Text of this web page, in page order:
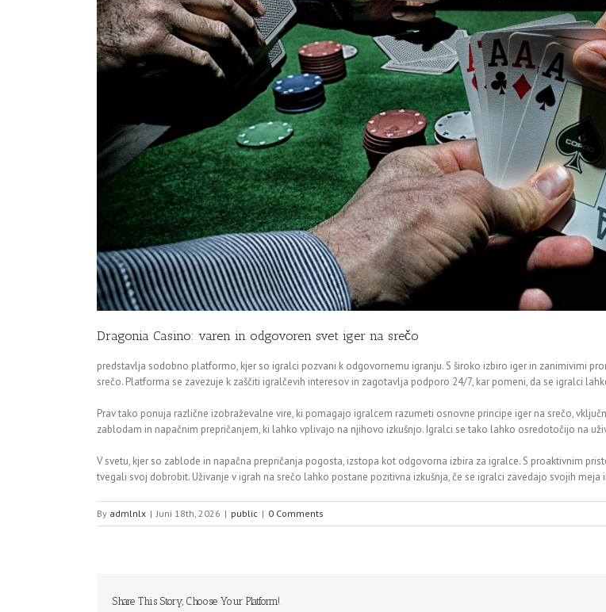
Dragonia Casino: varen in odgovoren svet iger na srečo
predstavlja sodobno platformo, kjer so igralci pozvani k odgovornemu igranju. S široko izbiro iger in zanimivimi
srečo. Platforma se zavezuje k zaščiti igralčevih interesov in zagotavlja podporo 24/7, kar pomeni, da se igralci
Prav tako ponuja različne izobraževalne vire, ki pomagajo igralcem razumeti osnovne principe iger na srečo,
zablodam in napačnim prepričanjem, ki lahko vplivajo na njihovo izkušnjo. Igralci se tako lahko osredotočijo na
V svetu, kjer so zablode in napačna prepričanja pogosta, izstopa kot odgovorna izbira za igralce. S proaktivnim
tvegali svoj dobrobit. Uživanje v igrah na srečo lahko postane pozitivna izkušnja, če se igralci zavedajo svojih
By admlnlx | Juni 18th, 2026 | public | 0 Comments
Share This Story, Choose Your Platform!